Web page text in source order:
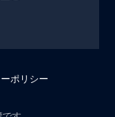
ポリシー